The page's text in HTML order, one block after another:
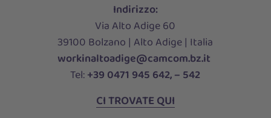
Indirizzo:
Via Alto Adige 60
39100 Bolzano | Alto Adige | Italia
workinaltoadige@camcom.bz.it
Tel:+39 0471 945 642, – 542
CI TROVATE QUI